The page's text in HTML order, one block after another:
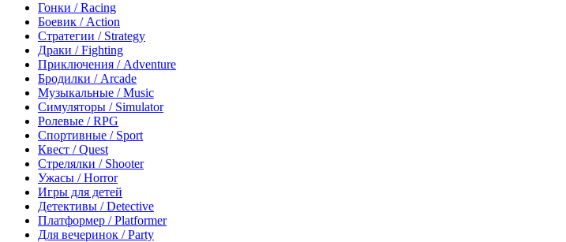
Гонки / Racing
Боевик / Action
Стратегии / Strategy
Драки / Fighting
Приключения / Adventure
Бродилки / Arcade
Музыкальные / Music
Симуляторы / Simulator
Ролевые / RPG
Спортивные / Sport
Квест / Quest
Стрелялки / Shooter
Ужасы / Horror
Игры для детей
Детективы / Detective
Платформер / Platformer
Для вечеринок / Party